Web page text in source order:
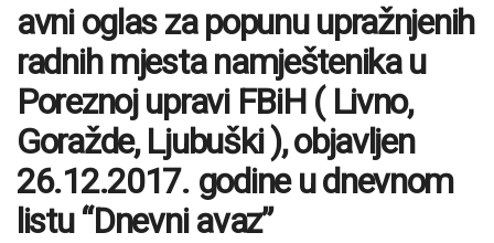
avni oglas za popunu upražnjenih
radnih mjesta namještenika u
Poreznoj upravi FBiH ( Livno,
Goražde, Ljubuški ), objavljen
26.12.2017. godine u dnevnom
listu “Dnevni avaz”